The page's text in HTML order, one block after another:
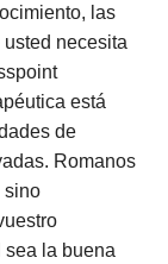
las
necesita
está
de
Romanos
sino
sea la buena